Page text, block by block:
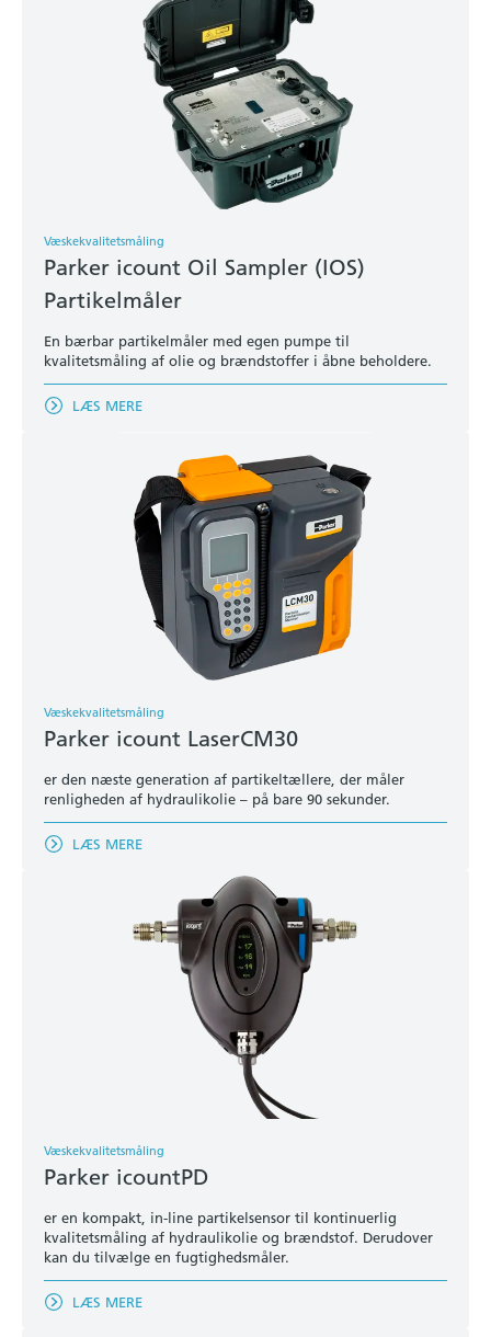
Væskekvalitetsmåling
Parker icount Oil Sampler (IOS)
Partikelmåler
En bærbar partikelmåler med egen pumpe til
kvalitetsmåling af olie og brændstoffer i åbne beholdere.
LÆS MERE
Væskekvalitetsmåling
Parker icount LaserCM30
er den næste generation af partikeltællere, der måler
renligheden af hydraulikolie – på bare 90 sekunder.
LÆS MERE
Væskekvalitetsmåling
Parker icountPD
er en kompakt, in-line partikelsensor til kontinuerlig
kvalitetsmåling af hydraulikolie og brændstof. Derudover
kan du tilvælge en fugtighedsmåler.
LÆS MERE